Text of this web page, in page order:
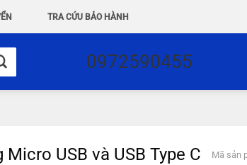
TRA CỨU BẢO HÀNH
0972590455
USB và USB Type C Mã sản